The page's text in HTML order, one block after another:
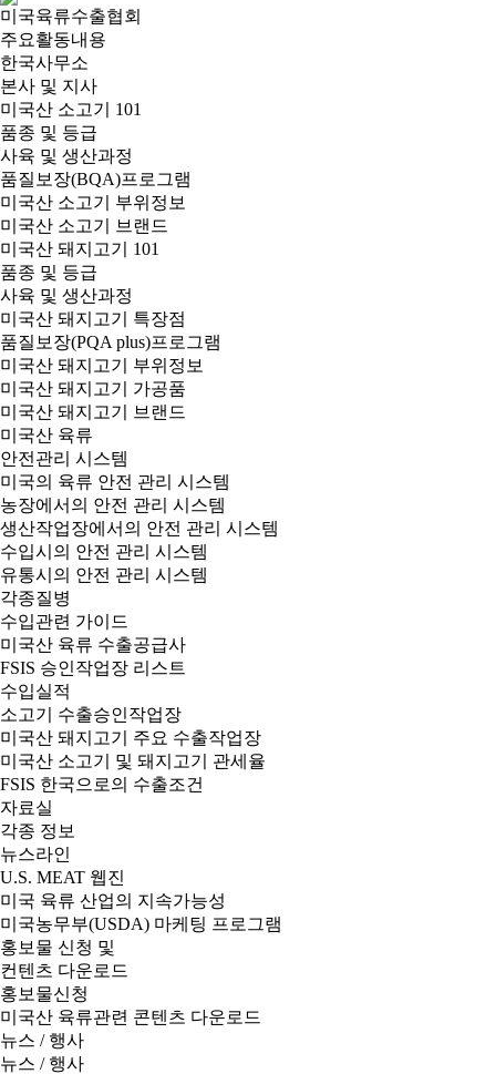
미국육류수출협회
주요활동내용
한국사무소
본사 및 지사
미국산 소고기 101
품종 및 등급
사육 및 생산과정
품질보장(BQA)프로그램
미국산 소고기 부위정보
미국산 소고기 브랜드
미국산 돼지고기 101
품종 및 등급
사육 및 생산과정
미국산 돼지고기 특장점
품질보장(PQA plus)프로그램
미국산 돼지고기 부위정보
미국산 돼지고기 가공품
미국산 돼지고기 브랜드
미국산 육류
안전관리 시스템
미국의 육류 안전 관리 시스템
농장에서의 안전 관리 시스템
생산작업장에서의 안전 관리 시스템
수입시의 안전 관리 시스템
유통시의 안전 관리 시스템
각종질병
수입관련 가이드
미국산 육류 수출공급사
FSIS 승인작업장 리스트
수입실적
소고기 수출승인작업장
미국산 돼지고기 주요 수출작업장
미국산 소고기 및 돼지고기 관세율
FSIS 한국으로의 수출조건
자료실
각종 정보
뉴스라인
U.S. MEAT 웹진
미국 육류 산업의 지속가능성
미국농무부(USDA) 마케팅 프로그램
홍보물 신청 및
컨텐츠 다운로드
홍보물신청
미국산 육류관련 콘텐츠 다운로드
뉴스 / 행사
뉴스 / 행사